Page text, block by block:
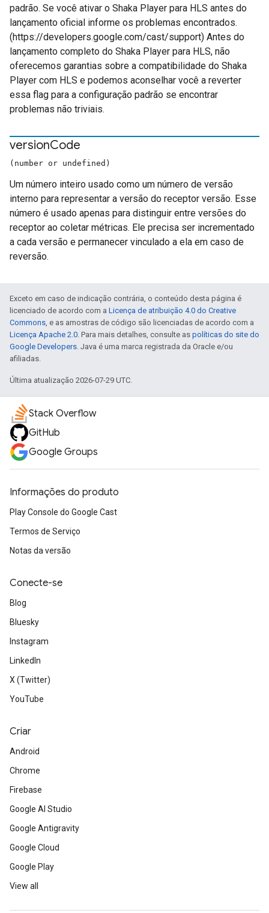
padrão. Se você ativar o Shaka Player para HLS antes do
lançamento oficial informe os problemas encontrados.
(https://developers.google.com/cast/support) Antes do
lançamento completo do Shaka Player para HLS, não
oferecemos garantias sobre a compatibilidade do Shaka
Player com HLS e podemos aconselhar você a reverter
essa flag para a configuração padrão se encontrar
problemas não triviais.
versionCode
(number or undefined)
Um número inteiro usado como um número de versão
interno para representar a versão do receptor versão. Esse
número é usado apenas para distinguir entre versões do
receptor ao coletar métricas. Ele precisa ser incrementado
a cada versão e permanecer vinculado a ela em caso de
reversão.
Exceto em caso de indicação contrária, o conteúdo desta página é
licenciado de acordo com a Licença de atribuição 4.0 do Creative
Commons, e as amostras de código são licenciadas de acordo com a
Licença Apache 2.0. Para mais detalhes, consulte as políticas do site do
Google Developers. Java é uma marca registrada da Oracle e/ou
afiliadas.
Última atualização 2026-07-29 UTC.
Stack Overflow
GitHub
Google Groups
Informações do produto
Play Console do Google Cast
Termos de Serviço
Notas da versão
Conecte-se
Blog
Bluesky
Instagram
LinkedIn
X (Twitter)
YouTube
Criar
Android
Chrome
Firebase
Google AI Studio
Google Antigravity
Google Cloud
Google Play
View all